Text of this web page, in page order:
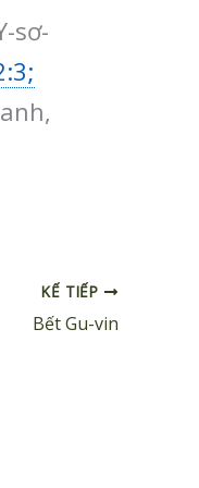
sơ-
KẾ TIẾP
Bết Gu-vin